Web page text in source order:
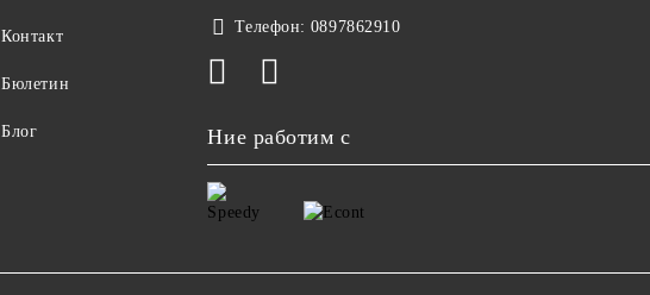
Контакт
Бюлетин
Блог
Телефон: 0897862910
Ние работим с